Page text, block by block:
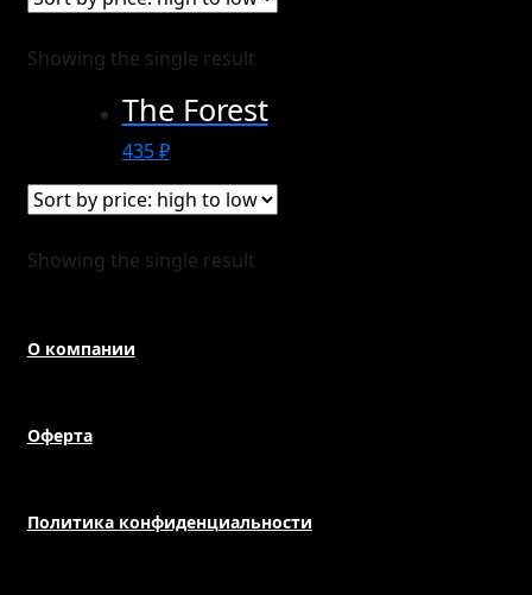
Showing the single result
The Forest
435₽
Showing the single result
О компании
Оферта
Политика конфиденциальности